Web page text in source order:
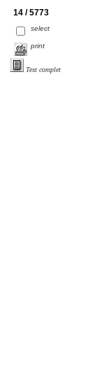
14 / 5773
select
print
Text complet